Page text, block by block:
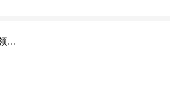
2013年注册，近6w粉丝，未实名无违规账号，发文情感文字为主，超高热门推荐阅读量，有领域点亮过手快速可以v认证，卖家低价出售有兴趣的联系客服